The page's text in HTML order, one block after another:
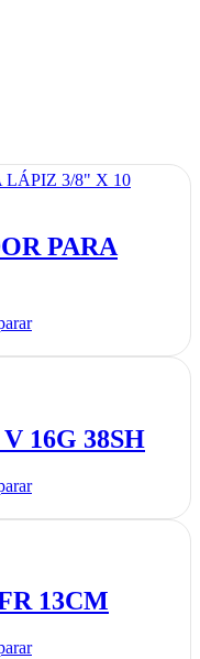
PARA
16G 38SH
13CM